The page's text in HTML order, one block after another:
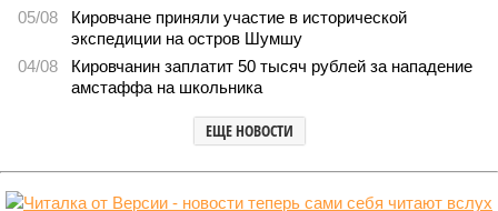
05/08
Кировчане приняли участие в исторической
экспедиции на остров Шумшу
04/08
Кировчанин заплатит 50 тысяч рублей за нападение
амстаффа на школьника
ЕЩЕ НОВОСТИ